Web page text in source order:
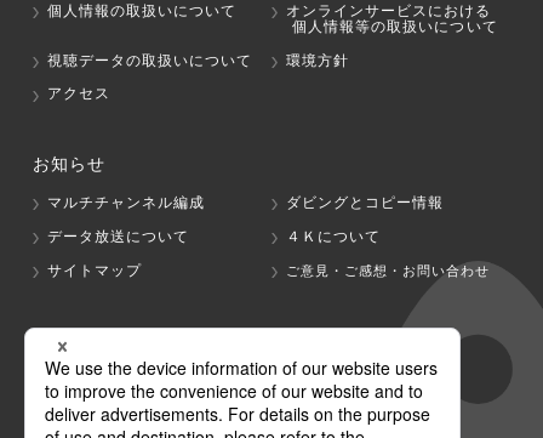
個人情報の取扱いについて
オンラインサービスにおける
個人情報等の取扱いについて
視聴データの取扱いについて
環境方針
アクセス
お知らせ
マルチチャンネル編成
ダビングとコピー情報
データ放送について
４Ｋについて
サイトマップ
ご意見・ご感想・お問い合わせ
グループ会社
テレビ朝日 テレ朝チャンネル